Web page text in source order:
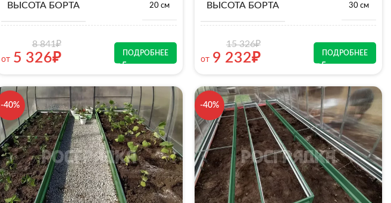
ВЫСОТА БОРТА 20 см
от
8 841₽
5 326₽ ПОДРОБНЕЕ
ВЫСОТА БОРТА 30 см
от
15 326₽
9 232₽ ПОДРОБНЕЕ
-40% -40%